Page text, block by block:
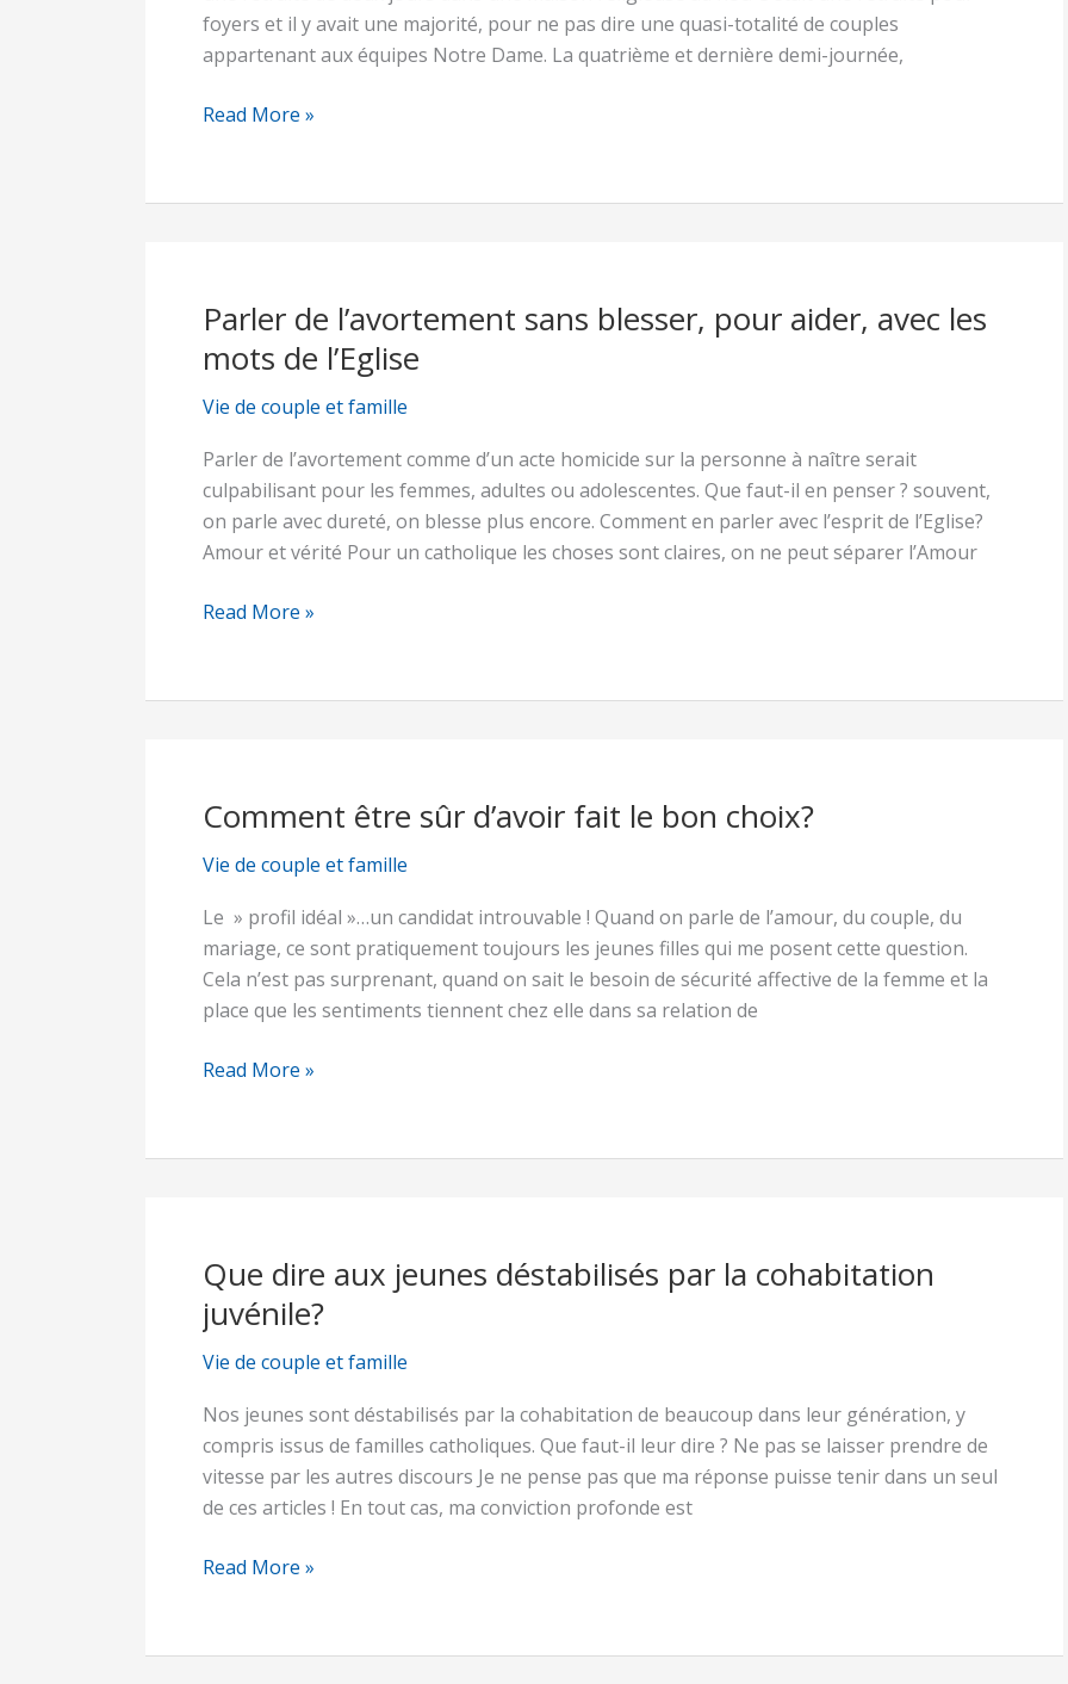
foyers et il y avait une majorité, pour ne pas dire une quasi-totalité de couples
appartenant aux équipes Notre Dame. La quatrième et dernière demi-journée,
Read More »
Parler de l’avortement sans blesser, pour aider, avec les
mots de l’Eglise
Vie de couple et famille
Parler de l’avortement comme d’un acte homicide sur la personne à naître serait
culpabilisant pour les femmes, adultes ou adolescentes. Que faut-il en penser ? souvent,
on parle avec dureté, on blesse plus encore. Comment en parler avec l’esprit de l’Eglise?
Amour et vérité Pour un catholique les choses sont claires, on ne peut séparer l’Amour
Parler
l’avortement
sans
pour
aider,
avec
les
de
Read More »
Comment être sûr d’avoir fait le bon choix?
Vie de couple et famille
Le » profil idéal »…un candidat introuvable ! Quand on parle de l’amour, du couple, du
mariage, ce sont pratiquement toujours les jeunes filles qui me posent cette question.
Cela n’est pas surprenant, quand on sait le besoin de sécurité affective de la femme et la
place que les sentiments tiennent chez elle dans sa relation de
Comment
sûr
d’avoir
le
bon
choix?
Read More »
Que dire aux jeunes déstabilisés par la cohabitation
juvénile?
Vie de couple et famille
Nos jeunes sont déstabilisés par la cohabitation de beaucoup dans leur génération, y
compris issus de familles catholiques. Que faut-il leur dire ? Ne pas se laisser prendre de
vitesse par les autres discours Je ne pense pas que ma réponse puisse tenir dans un seul
de ces articles ! En tout cas, ma conviction profonde est
Que
dire
aux
jeunes
par
la
cohabitation
juvénile?
Read More »